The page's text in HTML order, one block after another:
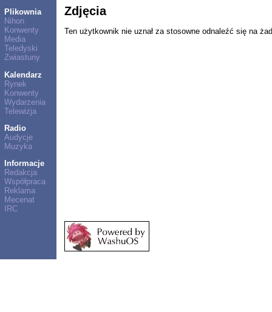
Plikownia
Nihon
Konwenty
Media
Teledyski
Zwiastuny
Kalendarz
Rynek
Konwenty
Wydarzenia
Telewizja
Radio
Audycje
Muzyka
Informacje
Redakcja
Współpraca
Reklama
Mecenat
IRC
Zdjęcia
Ten użytkownik nie uznał za stosowne odnaleźć się na